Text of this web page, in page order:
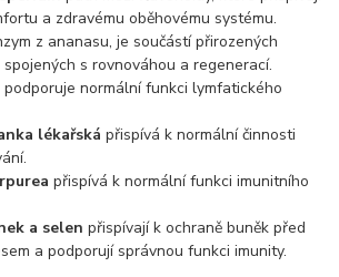
a zdravému oběhovému systému.
z ananasu, je součástí přirozených
s rovnováhou a regenerací.
podporuje normální funkci lymfatického
lékařská přispívá k normální činnosti
přispívá k normální funkci imunitního
a selen přispívají k ochraně buněk před
a podporují správnou funkci imunity.